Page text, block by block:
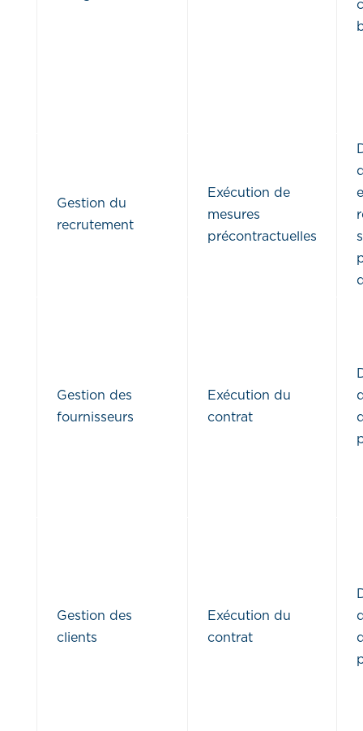
Gestion du
recrutement
Exécution de
mesures
précontractuelles
Gestion des
fournisseurs
Exécution du
contrat
Gestion des
clients
Exécution du
contrat